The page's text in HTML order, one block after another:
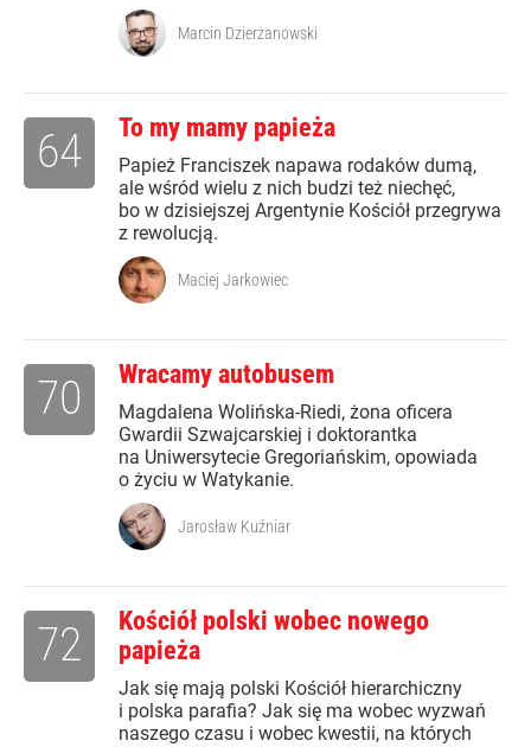
Marcin Dzierżanowski
To my mamy papieża
Papież Franciszek napawa rodaków dumą,
ale wśród wielu z nich budzi też niechęć,
bo w dzisiejszej Argentynie Kościół przegrywa
z rewolucją.
64
Maciej Jarkowiec
Wracamy autobusem
Magdalena Wolińska-Riedi, żona oficera
Gwardii Szwajcarskiej i doktorantka
na Uniwersytecie Gregoriańskim, opowiada
o życiu w Watykanie.
70
Jarosław Kuźniar
Kościół polski wobec nowego
papieża
Jak się mają polski Kościół hierarchiczny
i polska parafia? Jak się ma wobec wyzwań
naszego czasu i wobec kwestii, na których
72